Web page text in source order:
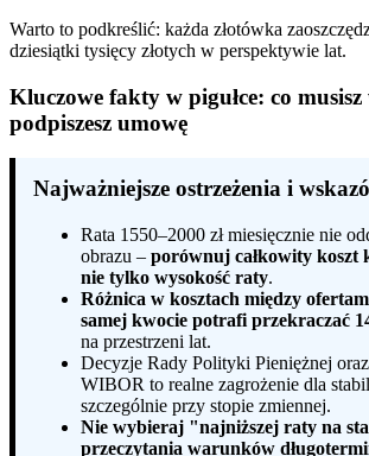
Warto to podkreślić: każda złotówka
dziesiątki tysięcy złotych w perspektywie lat.
Kluczowe fakty w pigułce: co musisz
podpiszesz umowę
Najważniejsze ostrzeżenia i
Rata 1550–2000 zł miesięcznie nie
obrazu – porównuj całkowity koszt
nie tylko wysokość raty.
Różnica w kosztach między
samej kwocie potrafi przekraczać
na przestrzeni lat.
Decyzje Rady Polityki Pieniężnej
WIBOR to realne zagrożenie dla
szczególnie przy stopie zmiennej.
Nie wybieraj "najniższej raty na
przeczytania warunków